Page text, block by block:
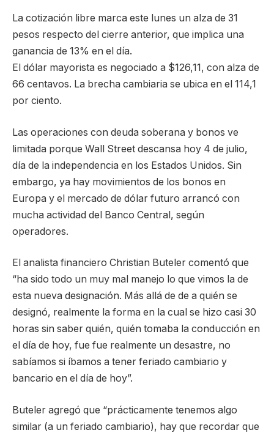
La cotización libre marca este lunes un alza de 31
pesos respecto del cierre anterior, que implica una
ganancia de 13% en el día.
El dólar mayorista es negociado a $126,11, con alza de
66 centavos. La brecha cambiaria se ubica en el 114,1
por ciento.
Las operaciones con deuda soberana y bonos ve
limitada porque Wall Street descansa hoy 4 de julio,
día de la independencia en los Estados Unidos. Sin
embargo, ya hay movimientos de los bonos en
Europa y el mercado de dólar futuro arrancó con
mucha actividad del Banco Central, según
operadores.
El analista financiero Christian Buteler comentó que
“ha sido todo un muy mal manejo lo que vimos la de
esta nueva designación. Más allá de de a quién se
designó, realmente la forma en la cual se hizo casi 30
horas sin saber quién, quién tomaba la conducción en
el día de hoy, fue fue realmente un desastre, no
sabíamos si íbamos a tener feriado cambiario y
bancario en el día de hoy”.
Buteler agregó que “prácticamente tenemos algo
similar (a un feriado cambiario), hay que recordar que